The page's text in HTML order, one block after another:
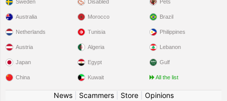
Sweden Disabled Pets
Australia
Netherlands
Austria
Japan
China
Morocco
Tunisia
Algeria
Egypt
Kuwait
Brazil
Philippines
Lebanon
Gulf
All the list
News| Scammers| Store| Opinions